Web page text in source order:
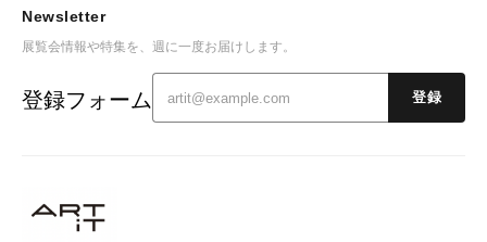
Newsletter
展覧会情報や特集を、週に一度お届けします。
登録フォーム 登録